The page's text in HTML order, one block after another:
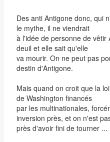
Des anti Antigone donc, qui
le mythe, il ne viendrait
à l'idée de personne de vêtir
deuil et elle sait qu'elle
va mourir. On ne peut pas
destin d'Antigone.
Mais quand on croit que la
de Washington financés
par les multinationales,
inversion près, et on n'est
près d'avoir fini de tourner ...